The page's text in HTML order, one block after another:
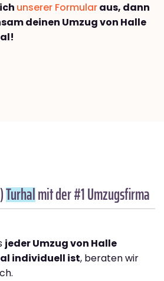
unserer Formularaus, dann
deinen Umzug von Halle
Turhalmit der #1 Umzugsfirma
jeder Umzug von Halle
individuell ist, beraten wir